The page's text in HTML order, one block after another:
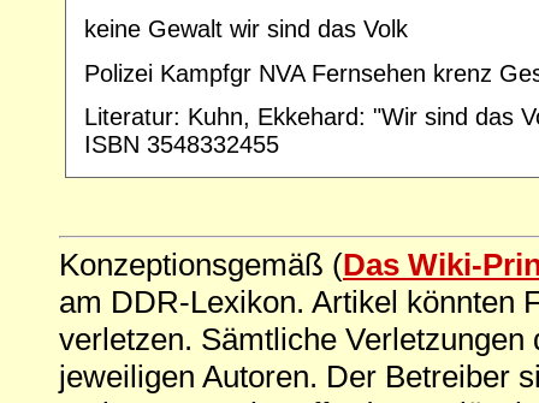
keine Gewalt wir sind das Volk
Polizei Kampfgr NVA Fernsehen krenz
Literatur: Kuhn, Ekkehard: "Wir sind das
ISBN 3548332455
Konzeptionsgemäß (Das Wiki-
am DDR-Lexikon. Artikel könnten
verletzen. Sämtliche
jeweiligen Autoren. Der Betreiber